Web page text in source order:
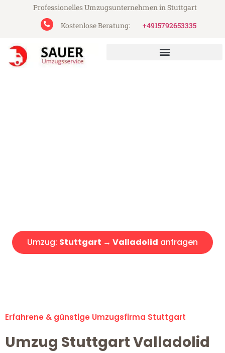
Professionelles Umzugsunternehmen in Stuttgart
Kostenlose Beratung:
+4915792653335
Umzug: Stuttgart → Valladolid anfragen
Erfahrene & günstige Umzugsfirma Stuttgart
Umzug Stuttgart Valladolid